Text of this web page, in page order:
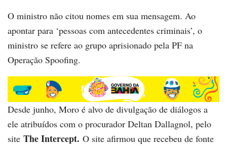
O ministro não citou nomes em sua mensagem. Ao
apontar para ‘pessoas com antecedentes criminais’, o
ministro se refere ao grupo aprisionado pela PF na
Operação Spoofing.
Desde junho, Moro é alvo de divulgação de diálogos a
ele atribuídos com o procurador Deltan Dallagnol, pelo
site The Intercept. O site afirmou que recebeu de fonte